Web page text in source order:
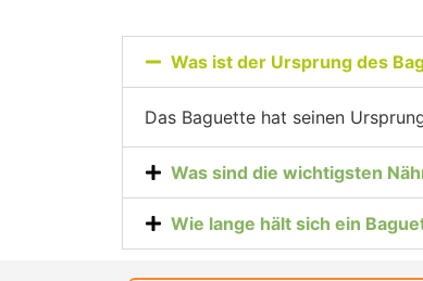
Was ist der Ursprung des
Das Baguette hat seinen
Was sind die wichtigsten
Wie lange hält sich ein